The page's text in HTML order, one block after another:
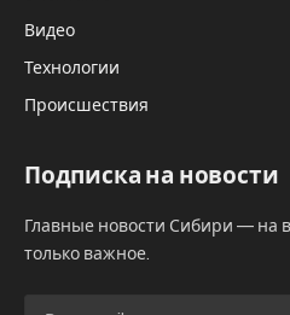
Видео
Технологии
Происшествия
Подписка на новости
Главные новости Сибири — на
только важное.